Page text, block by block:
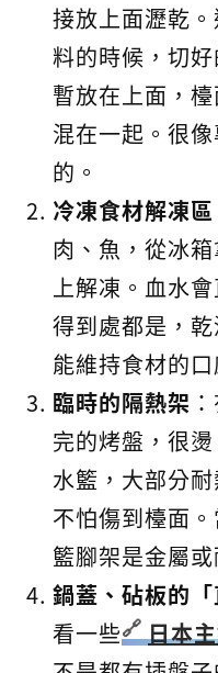
接放上面瀝乾
料的時候，切
暫放在上面，
混在一起。很
的。
冷凍食材解凍區
肉、魚，從冰
上解凍。血水
得到處都是，
能維持食材的口
臨時的隔熱架
完的烤盤，很
水籃，大部分
不怕傷到檯面
籃腳架是金屬或
鍋蓋、砧板的「
看一些
日本